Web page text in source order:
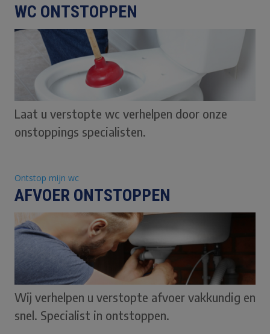
WC ONTSTOPPEN
Laat u verstopte wc verhelpen door onze
onstoppings specialisten.
Ontstop mijn wc
AFVOER ONTSTOPPEN
Wij verhelpen u verstopte afvoer vakkundig en
snel. Specialist in ontstoppen.